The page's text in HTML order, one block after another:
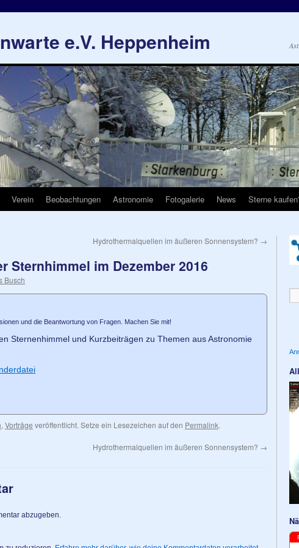
e.V. Heppenheim
Verein Beobachtungen Astronomie Fotogalerie News Sterne
Hydrothermalquellen im äußeren Sonnensystem? →
Sternhimmel im Dezember 2016
Busch
und die Beantwortung von Fragen. Machen Sie mit!
Sternenhimmel und Kurzbeiträgen zu Themen aus Astronomie
, Vorträge veröffentlicht. Setze ein Lesezeichen auf den Permalink.
Hydrothermalquellen im äußeren Sonnensystem? →
abzugeben.